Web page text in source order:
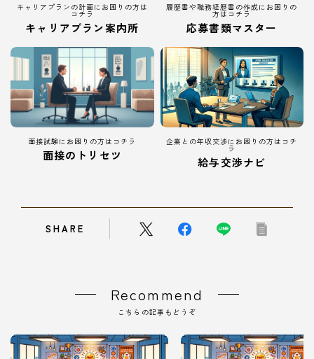
キャリアプランの計画にお困りの方は
コチラ
キャリアプラン案内所
履歴書や職務経歴書の作成にお困りの
方はコチラ
応募書類マスター
面接試験にお困りの方はコチラ
面接のトリセツ
企業との年収交渉にお困りの方はコチ
ラ
給与交渉ナビ
SHARE
Recommend
こちらの記事もどうぞ